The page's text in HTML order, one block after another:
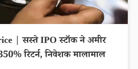
| सस्ते IPO स्टॉक ने अमीर
रिटर्न, निवेशक मालामाल